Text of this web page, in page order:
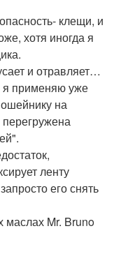
клещи, и
хотя иногда я
и отравляет…
я применяю уже
ошейнику на
ленту
его снять
Mr. Bruno